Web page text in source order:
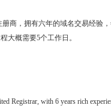
商，拥有六年的域名交易经验
大概需要5个工作日。
Registrar, with 6 years rich